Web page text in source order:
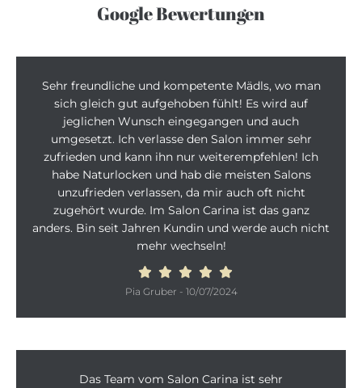
Google Bewertungen
Sehr freundliche und kompetente Mädls, wo man
sich gleich gut aufgehoben fühlt! Es wird auf
jeglichen Wunsch eingegangen und auch
umgesetzt. Ich verlasse den Salon immer sehr
zufrieden und kann ihn nur weiterempfehlen! Ich
habe Naturlocken und hab die meisten Salons
unzufrieden verlassen, da mir auch oft nicht
zugehört wurde. Im Salon Carina ist das ganz
anders. Bin seit Jahren Kundin und werde auch nicht
mehr wechseln!
Pia Gruber - 10/07/2024
Das Team vom Salon Carina ist sehr